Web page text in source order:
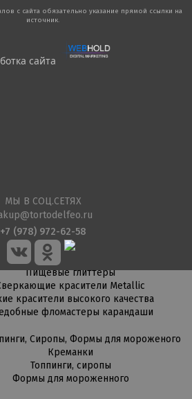
атласные, шпагат ,тишью
Раздвижные формы для выпечки
Формы для выпечки
для выпечки антипригарные
Красители Украса гелевые
Украса жирорастворимые
Красители гелевые Kreda
Красители распылители
Пищевая гуашь
Пищевые глиттеры
красители Metallic
красители высокого качества
фломастеры карандаши
Сиропы, Формы для мороженого
Креманки
Топпинги, сиропы
Формы для мороженного
с сайта обязательно указание прямой ссылки на
источник.
сайта
МЫ В СОЦ.СЕТЯХ
+7 (978) 972-62-58